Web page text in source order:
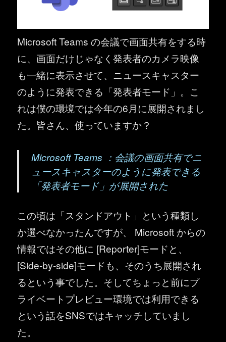
Microsoft Teams の会議で画面共有をする時
に、画面だけじゃなく発表者のカメラ映像
も一緒に表示させて、ニュースキャスター
のように発表できる「発表者モード」。こ
れは僕の環境では今年の6月に展開されまし
た。皆さん、使っていますか？
Microsoft Teams ：会議の画面共有でニ
ュースキャスターのように発表できる
「発表者モード」が展開された
この頃は「スタンドアウト」という種類し
か選べなかったんですが、 Microsoft からの
情報ではその他に [Reporter]モードと、
[Side-by-side]モードも、そのうち展開され
るという事でした。そしてちょっと前にプ
ライベートプレビュー環境では利用できる
という話をSNSではキャッチしていまし
た。